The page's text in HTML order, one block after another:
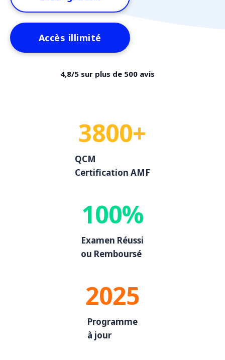
Accès illimité
4,8/5 sur plus de 500 avis
3800+
QCM
Certification AMF
100%
Examen Réussi
ou Remboursé
2025
Programme
à jour